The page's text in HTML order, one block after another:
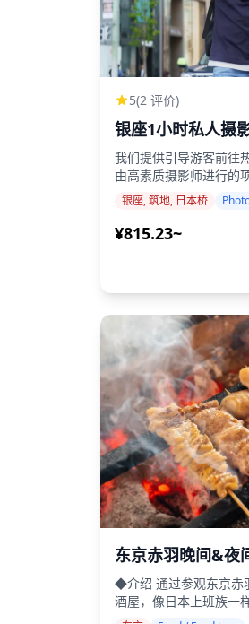
5(2 评价)
银座1小时私人摄
我们提供引导游客前往
由高素质摄影师进行的
捉自然构图并找出理想的拍摄地
在东京银座的任何地方
・我们将根据您的偏好
的设计和屋顶花园，为
景，使其成为任何寻
访之地！！ 😊 预订时请告诉我们您在银座有特别偏
好的地点！ ◆关于照片交付： 原始100+张照片文件
将在一周内交付，您
行修饰。 修饰是为了唤起特定氛围，如果需要，可
以调整氛围和颜色。 让我们通过摄影服务捕捉您在
东京的特别时刻！ ◆ 重要信息： ・如果您迟到，拍
摄时间和交付的照片数
定日期前3天预报拍摄地
下雨，有三种选择：(1)
改地点，或(3)取消拍摄。
(https://
![]
(https://
![]
(https://
银座, 筑地, 日本桥
¥815.23~
东京赤羽晚间&夜
◆介绍 通过参观东京赤
酒屋，像日本上班族一样享受夜
一杯。 在东京，下班后通常会享用美食、饮品和社